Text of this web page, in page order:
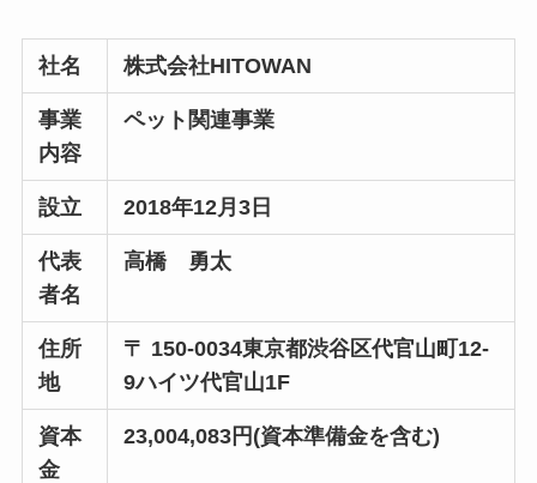
社名 株式会社HITOWAN
事業
内容
ペット関連事業
設立 2018年12月3日
代表
者名
高橋 勇太
住所
地
〒 150-0034東京都渋谷区代官山町12-
9ハイツ代官山1F
資本
金
23,004,083円(資本準備金を含む)